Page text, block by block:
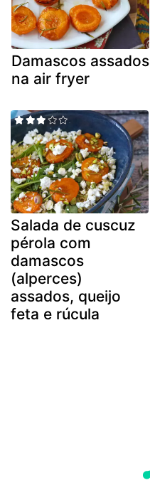
Damascos assados
na air fryer
Salada de cuscuz
pérola com
damascos
(alperces)
assados, queijo
feta e rúcula